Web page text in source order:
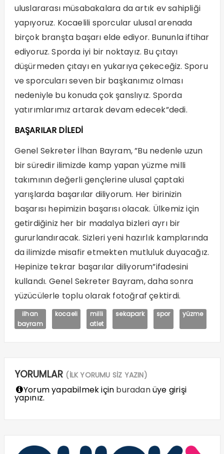
uluslararası müsabakalara da artık ev sahipliği
yapıyoruz. Kocaelili sporcular ulusal arenada
birçok branşta başarı elde ediyor. Bununla iftihar
ediyoruz. Sporda iyi bir noktayız. Bu çıtayı
düşürmeden çıtayı en yukarıya çekeceğiz. Sporu
ve sporcuları seven bir başkanımız olması
nedeniyle bu konuda çok şanslıyız. Sporda
yatırımlarımız artarak devam edecek”dedi.
BAŞARILAR DİLEDİ
Genel Sekreter İlhan Bayram, ”Bu nedenle uzun
bir süredir ilimizde kamp yapan yüzme milli
takımının değerli gençlerine ulusal çaptaki
yarışlarda başarılar diliyorum. Her birinizin
başarısı hepimizin başarısı olacak. Ülkemiz için
getirdiğiniz her bir madalya bizleri ayrı bir
gururlandıracak. Sizleri yeni hazırlık kamplarında
da ilimizde misafir etmekten mutluluk duyacağız.
Hepinize tekrar başarılar diliyorum”ifadesini
kullandı. Genel Sekreter Bayram, daha sonra
yüzücülerle toplu olarak fotoğraf çektirdi.
ilhan
bayram
kocaeli
milli
atlet
sekapark spor yüzme
YORUMLAR (İLK YORUMU SİZ YAZIN)
Yorum yapabilmek için buradanüye girişi
yapınız.